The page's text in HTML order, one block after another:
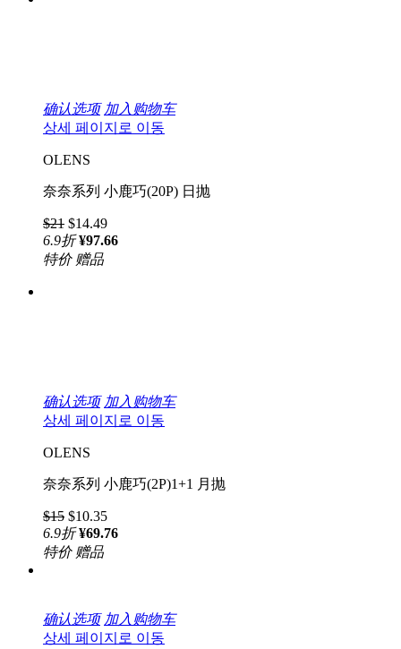
确认选项 加入购物车
상세 페이지로 이동
OLENS
奈奈系列 小鹿巧(20P) 日抛
$21 $14.49
6.9折 ¥97.66
特价 赠品
确认选项 加入购物车
상세 페이지로 이동
OLENS
奈奈系列 小鹿巧(2P)1+1 月抛
$15 $10.35
6.9折 ¥69.76
特价 赠品
确认选项 加入购物车
상세 페이지로 이동